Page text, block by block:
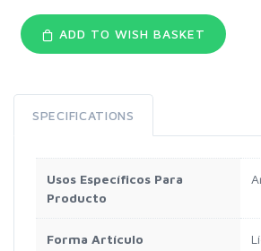
ADD TO WISH BASKET
SPECIFICATIONS
Usos Específicos Para
Producto
Forma Artículo